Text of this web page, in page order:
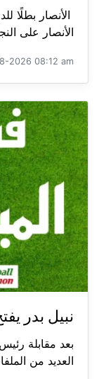
الأنصار على النجمة 2-1، في
2026 08:12 am
نبيل بدر
بعد مقابلة
العديد من